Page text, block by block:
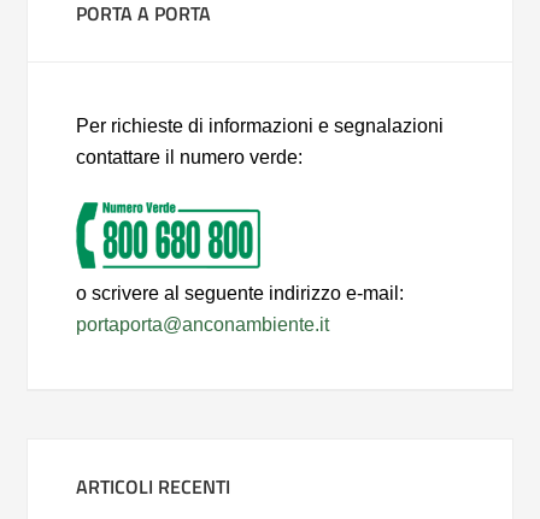
PORTA A PORTA
Per richieste di informazioni e segnalazioni
contattare il numero verde:
o scrivere al seguente indirizzo e-mail:
portaporta@anconambiente.it
ARTICOLI RECENTI